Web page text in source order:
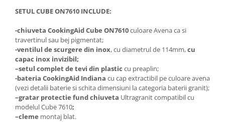
SETULCUBE ON7610 INCLUDE:
-chiuveta CookingAid Cube ON7610culoare Avena ca si
travertinul sau bej pigmentat;
-ventilul de scurgere din inox, cu diametrul de 114mm,cu
capac inox invizibil;
–setul complet de tevi din plastic cu preaplin;
-bateria CookingAid Indiana cu cap extractibil pe culoare avena
(vezi detalii baterie si schita dimensiuni la categoria baterii granit);
–gratar protectie fund chiuveta Ultragranit compatibil cu
modelul Cube 7610;
–cleme montaj blat.